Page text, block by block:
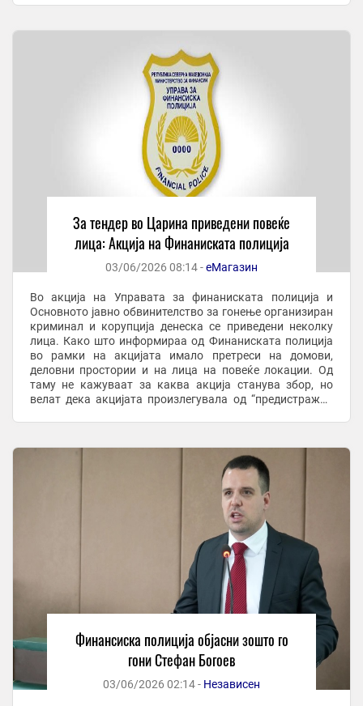
За тендер во Царина приведени повеќе
лица: Акција на Финаниската полиција
03/06/2026 08:14 -еМагазин
Во акција на Управата за финаниската полиција и
Основното јавно обвинителство за гонење организиран
криминал и корупција денеска се приведени неколку
лица. Како што информираа од Финаниската полиција
во рамки на акцијата имало претреси на домови,
деловни простории и на лица на повеќе локации. Од
таму не кажуваат за каква акција станува збор, но
велат дека акцијата произлегувала од “предистражна
Финансиска полиција објасни зошто го
гони Стефан Богоев
03/06/2026 02:14 - Независен